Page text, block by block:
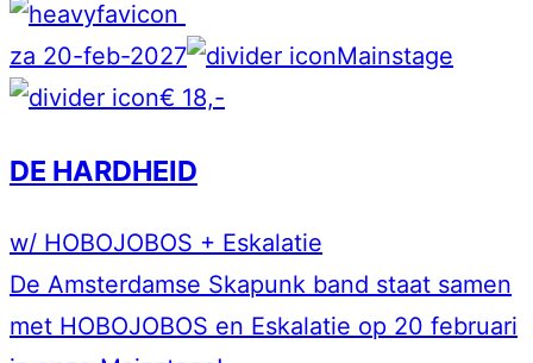
za 20-feb-2027
Mainstage
€ 18,-
DE HARDHEID
w/ HOBOJOBOS + Eskalatie
De Amsterdamse Skapunk band staat samen
met HOBOJOBOS en Eskalatie op 20 februari